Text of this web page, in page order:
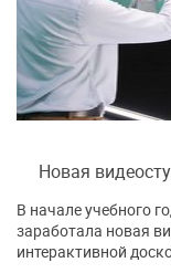
Новая
В начале учебного
заработала новая
интерактивной